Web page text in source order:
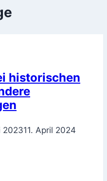
historischen
202311. April 2024